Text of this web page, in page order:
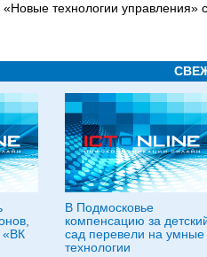
«Новые технологии
«ВК
В Подмосковье
компенсацию за
сад перевели на умные
технологии